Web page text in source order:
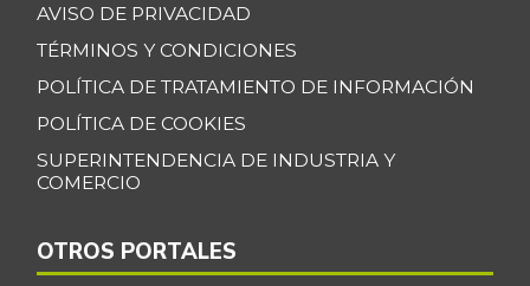
AVISO DE PRIVACIDAD
TÉRMINOS Y CONDICIONES
POLÍTICA DE TRATAMIENTO DE INFORMACIÓN
POLÍTICA DE COOKIES
SUPERINTENDENCIA DE INDUSTRIA Y
COMERCIO
OTROS PORTALES